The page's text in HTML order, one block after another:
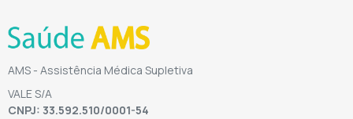
AMS - Assistência Médica Supletiva
VALE S/A
CNPJ: 33.592.510/0001-54